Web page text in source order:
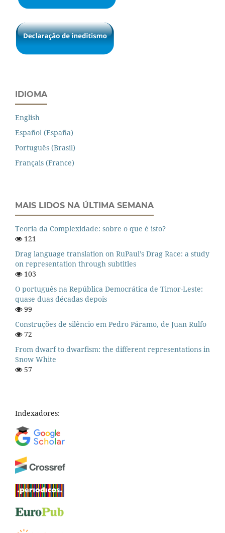
IDIOMA
English
Español (España)
Português (Brasil)
Français (France)
MAIS LIDOS NA ÚLTIMA SEMANA
Teoria da Complexidade: sobre o que é isto?
121
Drag language translation on RuPaul’s Drag Race: a study
on representation through subtitles
103
O português na República Democrática de Timor-Leste:
quase duas décadas depois
99
Construções de silêncio em Pedro Páramo, de Juan Rulfo
72
From dwarf to dwarfism: the different representations in
Snow White
57
Indexadores: